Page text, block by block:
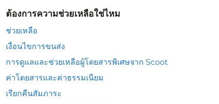
ต้องการความช่วยเหลือใช่ไหม
ช่วยเหลือ
เงื่อนไขการขนส่ง
การดูแลและช่วยเหลือผู้โดยสารพิเศษจาก Scoot
ค่าโดยสารและค่าธรรมเนียม
เรียกคืนสัมภาระ